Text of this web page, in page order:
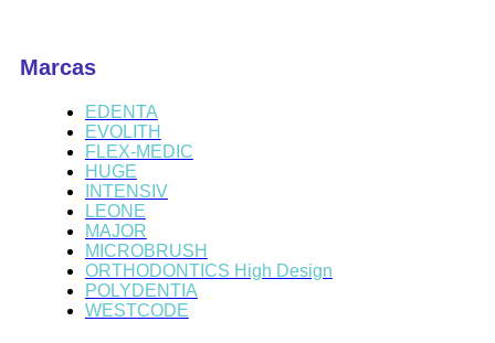
Marcas
EDENTA
EVOLITH
FLEX-MEDIC
HUGE
INTENSIV
LEONE
MAJOR
MICROBRUSH
ORTHODONTICS High Design
POLYDENTIA
WESTCODE